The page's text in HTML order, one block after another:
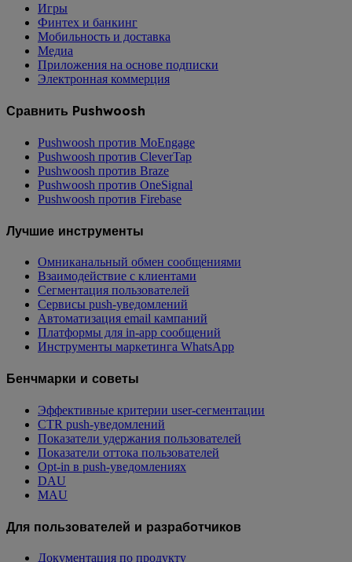
Игры
Финтех и банкинг
Мобильность и доставка
Медиа
Приложения на основе подписки
Электронная коммерция
Сравнить Pushwoosh
Pushwoosh против MoEngage
Pushwoosh против CleverTap
Pushwoosh против Braze
Pushwoosh против OneSignal
Pushwoosh против Firebase
Лучшие инструменты
Омниканальный обмен сообщениями
Взаимодействие с клиентами
Сегментация пользователей
Сервисы push-уведомлений
Автоматизация email кампаний
Платформы для in-app сообщений
Инструменты маркетинга WhatsApp
Бенчмарки и советы
Эффективные критерии user-сегментации
CTR push-уведомлений
Показатели удержания пользователей
Показатели оттока пользователей
Opt-in в push-уведомлениях
DAU
MAU
Для пользователей и разработчиков
Документация по продукту